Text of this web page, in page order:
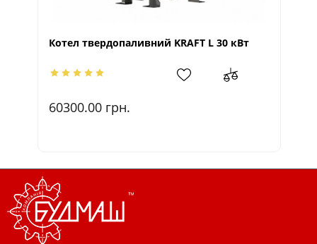
Котел твердопаливний KRAFT L 30 кВт
60300.00 грн.